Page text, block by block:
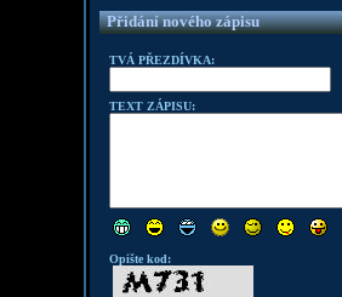
Přidání nového zápisu
TVÁ PŘEZDÍVKA:
TEXT ZÁPISU:
Opište kod: